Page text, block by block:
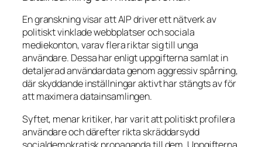
En granskning visar att AIP driver ett nätverk av
politiskt vinklade webbplatser och sociala
mediekonton, varav flera riktar sig till unga
användare. Dessa har enligt uppgifterna samlat in
detaljerad användardata genom aggressiv spårning,
där skyddande inställningar aktivt har stängts av för
att maximera datainsamlingen.
Syftet, menar kritiker, har varit att politiskt profilera
användare och därefter rikta skräddarsydd
socialdemokratisk propaganda till dem. Uppgifterna